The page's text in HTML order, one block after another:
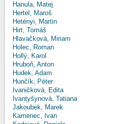
Hanula, Matej
Hertel, Maroš
Hetényi, Martin
Hirt, Tomáš
Hlavačková, Miriam
Holec, Roman
Hollý, Karol
Hruboň, Anton
Hudek, Adam
Hunčík, Péter
Ivaničková, Edita
Ivantyšynová, Tatiana
Jakoubek, Marek
Kamenec, Ivan